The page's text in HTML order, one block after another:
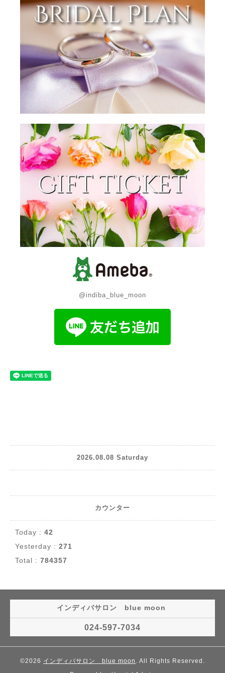
@indiba_blue_moon
2026.08.08 Saturday
カウンター
Today : 42
Yesterday : 271
Total : 784357
インディバサロン blue moon
024-597-7034
©2026 インディバサロン blue moon . All Rights Reserved.